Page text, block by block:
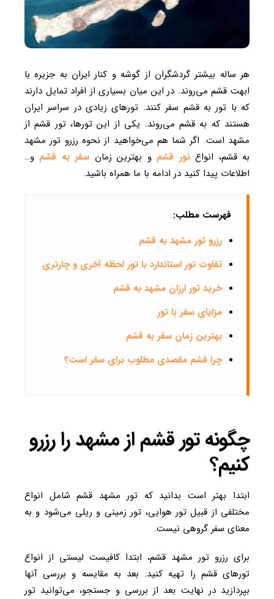
هر ساله بیشتر گردشگران از گوشه و کنار ایران به جزیره با
ابهت قشم می‌روند. در این میان بسیاری از افراد تمایل دارند
که با تور به قشم سفر کنند. تورهای زیادی در سراسر ایران
هستند که به قشم می‌روند. یکی از این تورها، تور قشم از
مشهد است. اگر شما هم می‌خواهید از نحوه رزرو تور مشهد
به قشم، انواعتور قشم و بهترین زمان سفر به قشم و…
اطلاعات پیدا کنید در ادامه با ما همراه باشید.
فهرست مطلب:
رزرو تور مشهد به قشم
تفاوت تور استاندارد با تور لحظه آخری و چارتری
خرید تور ارزان مشهد به قشم
مزایای سفر با تور
بهترین زمان سفر به قشم
چرا قشم مقصدی مطلوب برای سفر است؟
چگونه تور قشم از مشهد را رزرو
کنیم؟
ابتدا بهتر است بدانید که تور مشهد قشم شامل انواع
مختلفی از قبیل تور هوایی، تور زمینی و ریلی می‌شود و به
معنای سفر گروهی نیست.
برای رزرو تور مشهد قشم، ابتدا کافیست لیستی از انواع
تورهای قشم را تهیه کنید. بعد به مقایسه و بررسی آنها
بپردازید در نهایت بعد از بررسی و جستجو، می‌توانید تور